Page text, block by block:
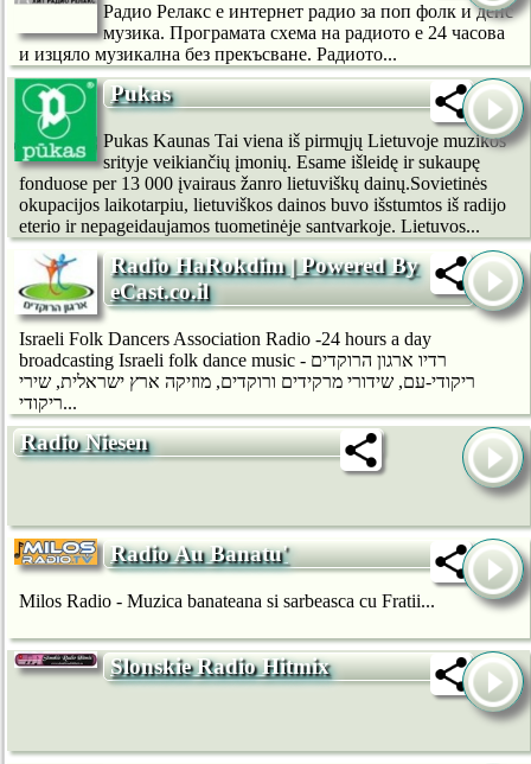
Радио Релакс е интернет радио за поп фолк и денс
музика. Програмата схема на радиото е 24 часова
и изцяло музикална без прекъсване. Радиото...
Pukas
Pukas Kaunas Tai viena iš pirmųjų Lietuvoje muzikos
srityje veikiančių įmonių. Esame išleidę ir sukaupę
fonduose per 13 000 įvairaus žanro lietuviškų dainų.Sovietinės
okupacijos laikotarpiu, lietuviškos dainos buvo išstumtos iš radijo
eterio ir nepageidaujamos tuometinėje santvarkoje. Lietuvos...
Radio HaRokdim | Powered By
eCast.co.il
Israeli Folk Dancers Association Radio -24 hours a day
broadcasting Israeli folk dance music - רדיו ארגון הרוקדים
ריקודי-עם, שידורי מרקידים ורוקדים, מוזיקה ארץ ישראלית, שירי
ריקודי...
Radio Niesen
Radio Au Banatu'
Milos Radio - Muzica banateana si sarbeasca cu Fratii...
Slonskie Radio Hitmix